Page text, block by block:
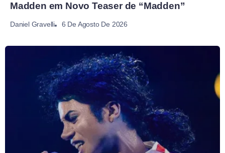
Madden em Novo Teaser de “Madden”
Daniel Gravelli 6 De Agosto De 2026